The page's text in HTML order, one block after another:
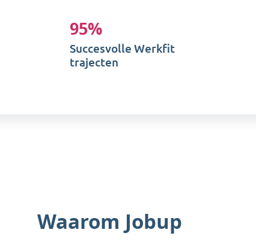
95%
Succesvolle Werkfit
trajecten
Waarom Jobup